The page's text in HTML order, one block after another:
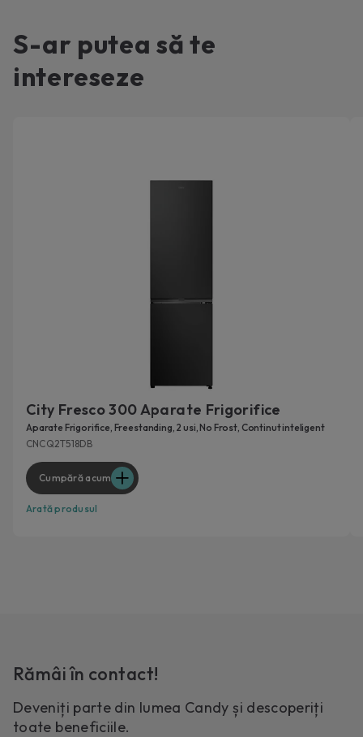
S-ar putea să te
intereseze
City Fresco 300 Aparate Frigorifice
Aparate Frigorifice, Freestanding, 2 usi, No Frost, Continut inteligent
CNCQ2T518DB
Cumpără acum
Arată produsul
Rămâi în contact!
Deveniți parte din lumea Candy și descoperiți
toate beneficiile.